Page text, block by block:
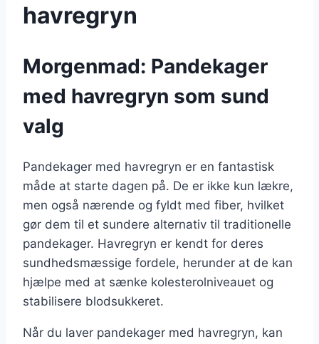
havregryn
Morgenmad: Pandekager
med havregryn som sund
valg
Pandekager med havregryn er en fantastisk
måde at starte dagen på. De er ikke kun lækre,
men også nærende og fyldt med fiber, hvilket
gør dem til et sundere alternativ til traditionelle
pandekager. Havregryn er kendt for deres
sundhedsmæssige fordele, herunder at de kan
hjælpe med at sænke kolesterolniveauet og
stabilisere blodsukkeret.
Når du laver pandekager med havregryn, kan